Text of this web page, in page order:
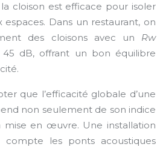
cloison est efficace pour isoler
Dans un restaurant, on
des cloisons avec un Rw
dB, offrant un bon équilibre
que l’efficacité globale d’une
non seulement de son indice
mise en œuvre. Une installation
compte les ponts acoustiques